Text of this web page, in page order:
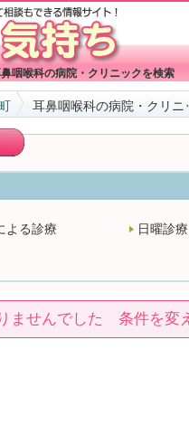
咽喉科の病院・クリニックを検索
耳鼻咽喉科の病院・クリ
よる診療
日曜診療
ませんでした 条件を